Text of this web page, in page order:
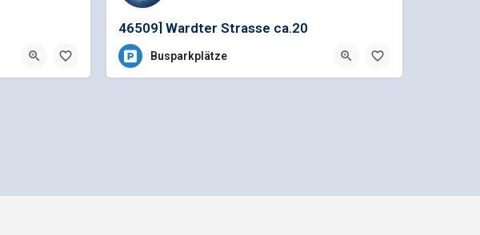
46509] Wardter Strasse ca.20
Busplz.Archäolog.Park[XANTEN
Busparkplätze